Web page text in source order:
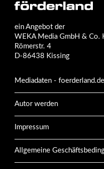
ein Angebot der
WEKA Media GmbH & Co.
Römerstr. 4
D-86438 Kissing
Mediadaten -
Autor werden
Impressum
Allgemeine